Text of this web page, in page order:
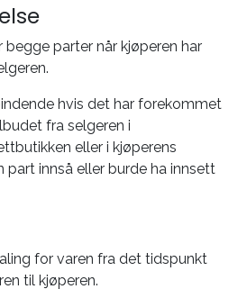
parter når kjøperen har
hvis det har forekommet
fra selgeren i
eller i kjøperens
part innså eller burde ha innsett
for varen fra det tidspunkt
til kjøperen.